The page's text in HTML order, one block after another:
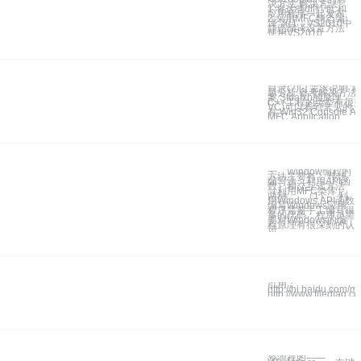
决方法 解决方法：
1.将这些dll打包,和
应用程序一起发布;
2.采用MFC静态编
译; 附1：VS2010中
静态编译设置方法
使用VS2010
目录(?)[-] 需求说明
题分析 参考解决方法
案 Stdafxh的原理
C++工程的类型有很
VC)可以看到常见的
有:Win32 Console
MFC Application、
一、Window编程的
方法主要有： 传统
编写法（利用API函
数）和交互式方法
（利用MFC类库）
两种。 （1）、利
用Windows API函数
编写Windows应用
程序需要手工编写很
多的代码，程序员需
要对Windows的编
程原理有很深刻的认
识。
引用：
http://hi.baidu.com/
http://
资源视图——